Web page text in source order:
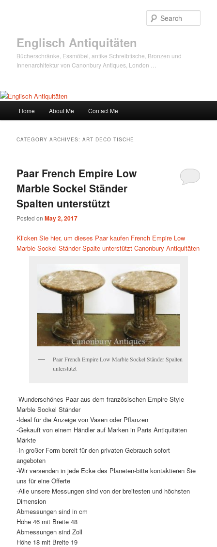
Englisch Antiquitäten
Bücherschränke, Essmöbel, antike Schreibtische, Bronzen und
Innenarchitektur von Canonbury Antiques, London …
Skip
content
Skip
content
Home About Me Contact Me
CATEGORY ARCHIVES:ART DECO TISCHE
Paar French Empire Low
Marble Sockel Ständer
Spalten unterstützt
Posted onMay 2, 2017
Klicken Sie hier, um dieses Paar kaufen French Empire Low
Marble Sockel Ständer Spalte unterstützt Canonbury Antiquitäten
Paar French Empire Low Marble Sockel Ständer Spalten
unterstützt
-Wunderschönes Paar aus dem französischen Empire Style
Marble Sockel Ständer
-Ideal für die Anzeige von Vasen oder Pflanzen
-Gekauft von einem Händler auf Marken in Paris Antiquitäten
Märkte
-In großer Form bereit für den privaten Gebrauch sofort
angeboten
-Wir versenden in jede Ecke des Planeten-bitte kontaktieren Sie
uns für eine Offerte
-Alle unsere Messungen sind von der breitesten und höchsten
Dimension
Abmessungen sind in cm
Höhe 46 mit Breite 48
Abmessungen sind Zoll
Höhe 18 mit Breite 19